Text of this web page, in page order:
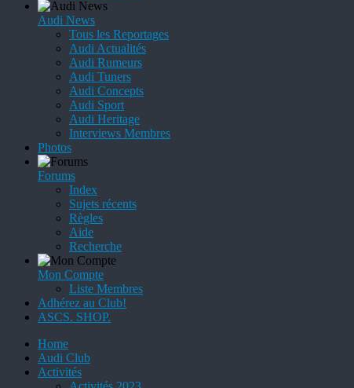
Audi News
Tous les Reportages
Audi Actualités
Audi Rumeurs
Audi Tuners
Audi Concepts
Audi Sport
Audi Heritage
Interviews Membres
Photos
Forums
Index
Sujets récents
Règles
Aide
Recherche
Mon Compte
Liste Membres
Adhérez au Club!
ASCS. SHOP.
Home
Audi Club
Activités